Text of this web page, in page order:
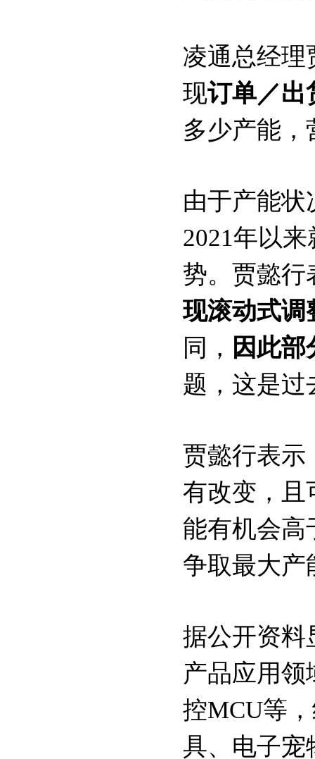
凌通总经理
现订单／出
多少产能，
由于产能状
2021年以
势。贾懿行
现滚动式调
同， 因此
题，这是过
贾懿行表示
有改变，且
能有机会高
争取最大产
据公开资料
产品应用
控MCU等
具、电子宠